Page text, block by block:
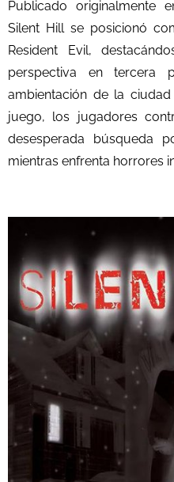
Publicado originalmente
Silent Hill se posicionó
Resident Evil,
perspectiva en tercera
ambientación de la
juego, los jugadores
desesperada búsqueda
mientras enfrenta horrores